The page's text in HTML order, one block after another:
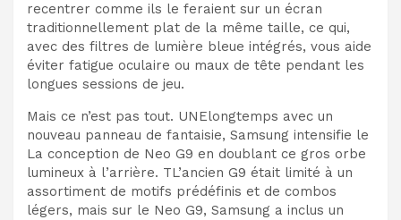
recentrer comme ils le feraient sur un écran
traditionnellement plat de la même taille, ce qui,
avec des filtres de lumière bleue intégrés, vous aide
éviter fatigue oculaire ou maux de tête pendant les
longues sessions de jeu.
Mais ce n’est pas tout. UNElongtemps avec un
nouveau panneau de fantaisie, Samsung intensifie le
La conception de Neo G9 en doublant ce gros orbe
lumineux à l’arrière. TL’ancien G9 était limité à un
assortiment de motifs prédéfinis et de combos
légers, mais sur le Neo G9, Samsung a inclus un